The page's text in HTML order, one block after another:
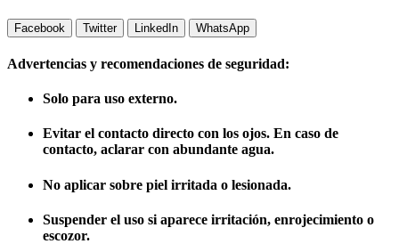
Facebook Twitter LinkedIn WhatsApp
Advertencias y recomendaciones de seguridad:
Solo para uso externo.
Evitar el contacto directo con los ojos. En caso de
contacto, aclarar con abundante agua.
No aplicar sobre piel irritada o lesionada.
Suspender el uso si aparece irritación, enrojecimiento o
escozor.